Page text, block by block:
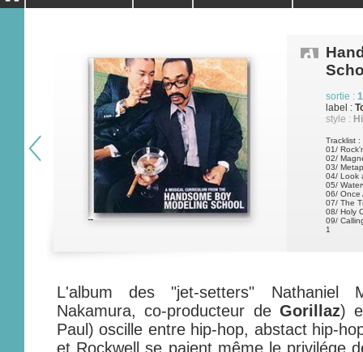
sortie :
label :
style :
Tracklist :
01/
02/
03/
04/ Look
05/
06/ Once
07/ The
08/ Holy
09/
1
L'album des "jet-setters" Nathaniel
Nakamura, co-producteur de Gorillaz)
Paul) oscille entre hip-hop, abstact hip-
et Rockwell se paient même le privilége